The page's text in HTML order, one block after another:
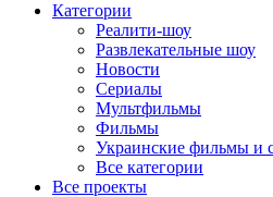
Категории
Реалити-шоу
Развлекательные шоу
Новости
Сериалы
Мультфильмы
Фильмы
Украинские фильмы и
Все категории
Все проекты